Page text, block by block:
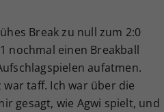
Break zu null zum 2:0
nochmal einen Breakball
aufatmen.
taff. Ich war über die
gesagt, wie Agwi spielt, und